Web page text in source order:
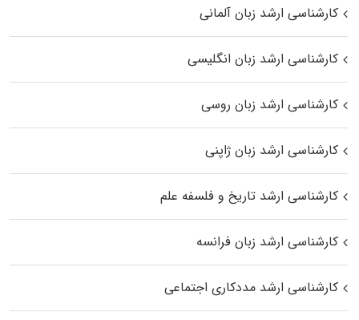
کارشناسی ارشد زبان آلمانی
کارشناسی ارشد زبان انگلیسی
کارشناسی ارشد زبان روسی
کارشناسی ارشد زبان ژاپنی
کارشناسی ارشد تاریخ و فلسفه علم
کارشناسی ارشد زبان فرانسه
کارشناسی ارشد مددکاری اجتماعی